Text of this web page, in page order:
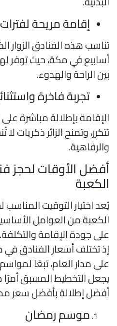
إقامة مريحة لفترات
هذه الفنادق الزوار
في مكة، حيث توفر لهم
الراحة والهدوء.
تجربة فاخرة
بإطلالة مباشرة على
وتمنح الزائر ذكريات لا
الأوقات لحجز
اختيار التوقيت المناسب
من العوامل الأساسية
جودة الإقامة والتكلفة.
تختلف أسعار الفنادق في
مدار العام، تبعًا لمواسم
التخطيط المسبق أمرًا
إطلالة بأفضل سعر
موسم رمضان